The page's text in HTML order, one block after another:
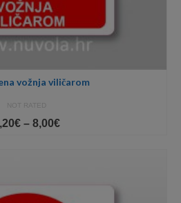
vožnja viličarom
NOT RATED
€ – 8,00€Price